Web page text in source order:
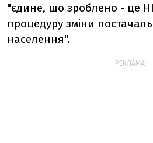
"єдине, що зроблено - це
процедуру зміни
населення".
РЕКЛАМА: